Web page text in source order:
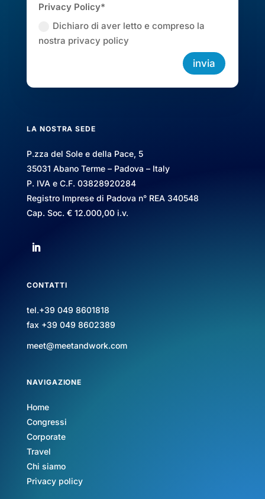
Privacy Policy*
Dichiaro di aver letto e compreso la
nostra privacy policy
invia
LA NOSTRA SEDE
P.zza del Sole e della Pace, 5
35031 Abano Terme – Padova – Italy
P. IVA e C.F. 03828920284
Registro Imprese di Padova n° REA 340548
Cap. Soc. € 12.000,00 i.v.
CONTATTI
tel.+39 049 8601818
fax +39 049 8602389
meet@meetandwork.com
NAVIGAZIONE
Home
Congressi
Corporate
Travel
Chi siamo
Privacy policy